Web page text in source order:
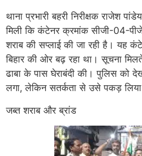
थाना प्रभारी बहरी निरीक्षक राजेश
मिली कि कंटेनर क्रमांक सीजी-04-
शराब की सप्लाई की जा रही है। यह
बिहार की ओर बढ़ रहा था। सूचना
ढाबा के पास घेराबंदी की। पुलिस को
लगा, लेकिन सतर्कता से उसे पकड़ लिया
जब्त शराब और ब्रांड